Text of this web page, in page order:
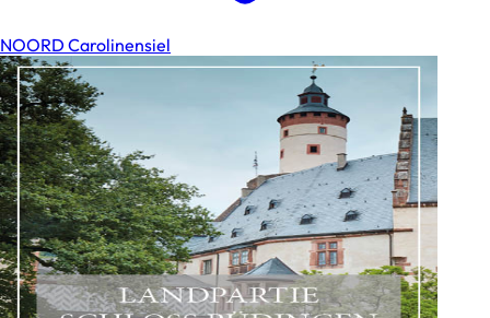
NOORD Carolinensiel